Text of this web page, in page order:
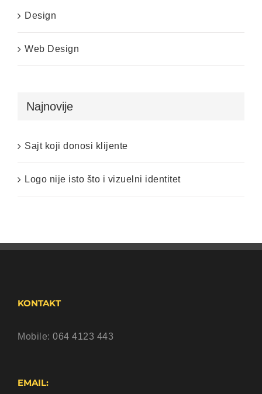
Design
Web Design
Najnovije
Sajt koji donosi klijente
Logo nije isto što i vizuelni identitet
KONTAKT
Mobile: 064 4123 443
EMAIL: